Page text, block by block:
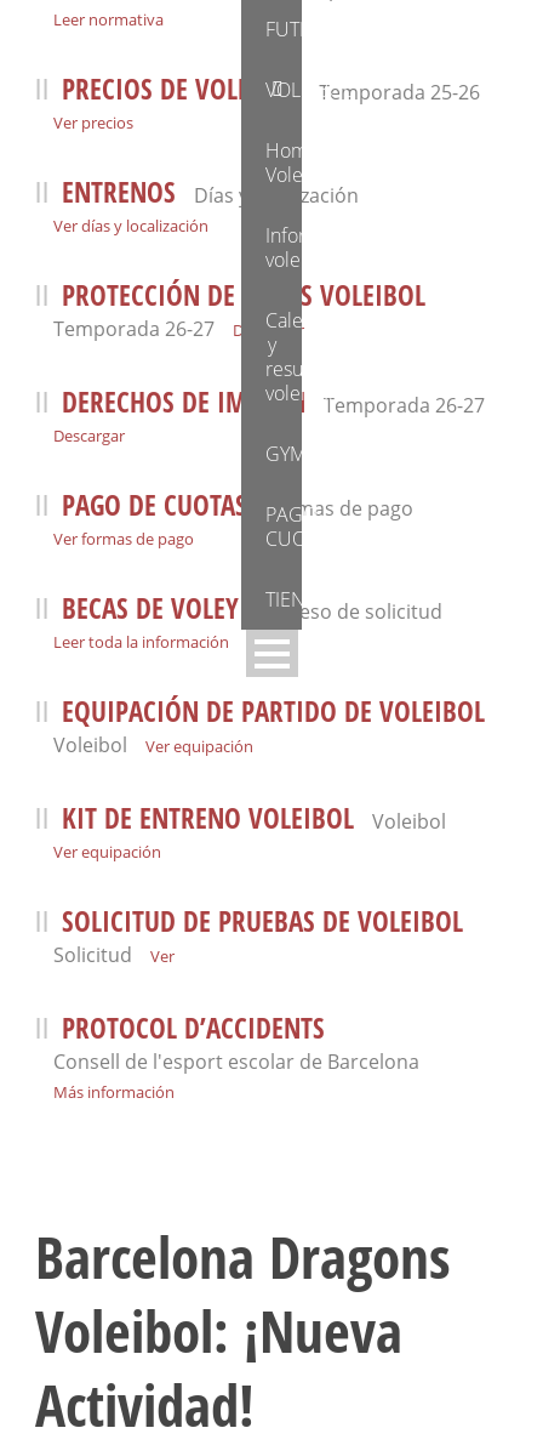
FUTBOL
VOLEIBOL
Home
Voleibol
Información
voleI
Calendario
y
resultados
voleibol
GYM
PAGO
CUOTAS
TIENDA
Leer normativa
PRECIOS DE VOLEIBOL Temporada 25-26
Ver precios
ENTRENOS Días y localización
Ver días y localización
PROTECCIÓN DE DATOS VOLEIBOL
Temporada 26-27 Descargar
DERECHOS DE IMAGEN Temporada 26-27
Descargar
PAGO DE CUOTAS Formas de pago
Ver formas de pago
BECAS DE VOLEY Proceso de solicitud
Leer toda la información
EQUIPACIÓN DE PARTIDO DE VOLEIBOL
Voleibol Ver equipación
KIT DE ENTRENO VOLEIBOL Voleibol
Ver equipación
SOLICITUD DE PRUEBAS DE VOLEIBOL
Solicitud Ver
PROTOCOL D’ACCIDENTS
Consell de l'esport escolar de Barcelona
Más información
Barcelona Dragons
Voleibol: ¡Nueva
Actividad!